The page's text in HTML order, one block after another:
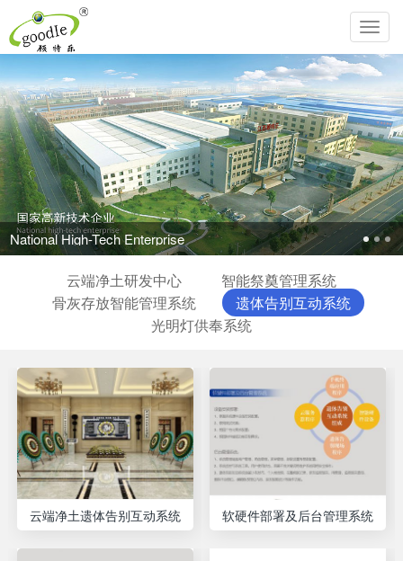
National High-Tech Enterprise
云端净土研发中心
智能祭奠管理系统
骨灰存放智能管理系统
遗体告别互动系统
光明灯供奉系统
云端净土遗体告别互动系统 软硬件部署及后台管理系统